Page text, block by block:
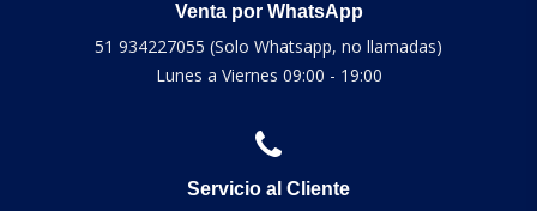
Venta por WhatsApp
51 934227055 (Solo Whatsapp, no llamadas)
Lunes a Viernes 09:00 - 19:00
Servicio al Cliente